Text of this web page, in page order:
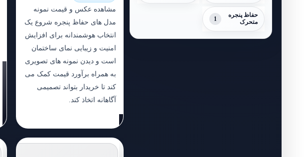
حفاظ پنجره
متحرک
1
مشاهده عکس و قیمت نمونه
مدل های حفاظ پنجره شروع یک
انتخاب هوشمندانه برای افزایش
امنیت و زیبایی نمای ساختمان
است و دیدن نمونه های تصویری
به همراه برآورد قیمت کمک می
کند تا خریدار بتواند تصمیمی
آگاهانه اتخاذ کند.